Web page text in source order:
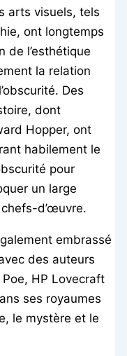
arts visuels, tels
ont longtemps
de l’esthétique
la relation
Des
dont
Hopper, ont
habilement le
pour
un large
d’œuvre.
embrassé
des auteurs
HP Lovecraft
ses royaumes
le mystère et le